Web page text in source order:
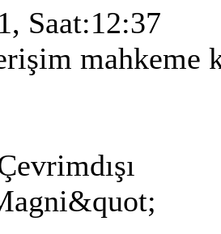
Saat:12:37
mahkeme